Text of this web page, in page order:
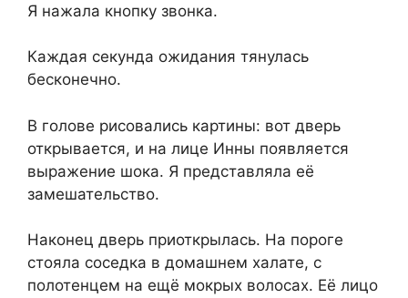
Я нажала кнопку звонка.
Каждая секунда ожидания тянулась
бесконечно.
В голове рисовались картины: вот дверь
открывается, и на лице Инны появляется
выражение шока. Я представляла её
замешательство.
Наконец дверь приоткрылась. На пороге
стояла соседка в домашнем халате, с
полотенцем на ещё мокрых волосах. Её лицо